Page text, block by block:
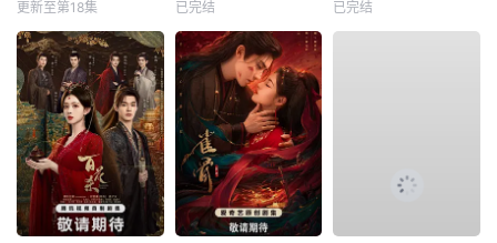
更新至第18集 已完结 已完结